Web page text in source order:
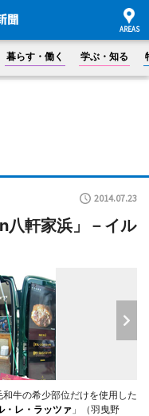
暮らす・働く 学ぶ・知る
2014.07.23
八軒家浜」－イル
和牛の希少部位だけを使用した
・レ・ラッツァ 」（羽曳野